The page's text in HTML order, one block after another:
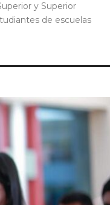
y Superior
de escuelas